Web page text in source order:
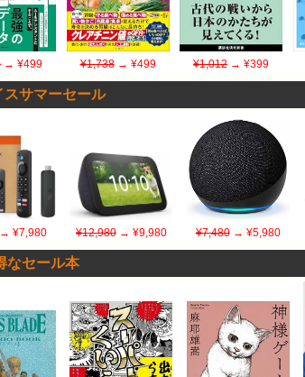
→ ¥499 ¥1,738→ ¥499 ¥1,012 → ¥399
サマーセール
¥7,980 ¥12,980→ ¥9,980 ¥7,480→ ¥5,980
なセール本